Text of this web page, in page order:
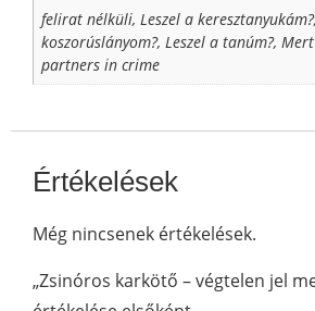
felirat nélküli, Leszel a
koszorúslányom?, Leszel a tanúm?,
partners in crime
Értékelések
Még nincsenek értékelések.
„Zsinóros karkötő – végtelen jel